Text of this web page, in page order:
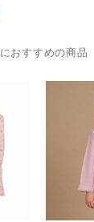
おすすめの商品